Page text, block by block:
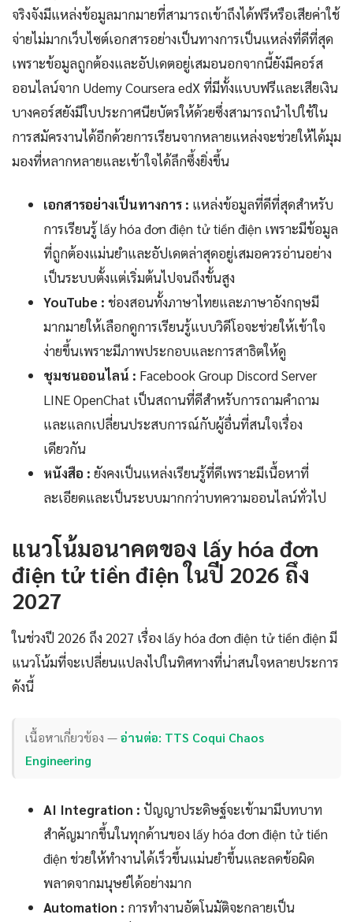
จริงจังมีแหล่งข้อมูลมากมายที่สามารถเข้าถึงได้ฟรีหรือเสียค่าใช้
จ่ายไม่มากเว็บไซต์เอกสารอย่างเป็นทางการเป็นแหล่งที่ดีที่สุด
เพราะข้อมูลถูกต้องและอัปเดตอยู่เสมอนอกจากนี้ยังมีคอร์ส
ออนไลน์จาก Udemy Coursera edX ที่มีทั้งแบบฟรีและเสียเงิน
บางคอร์สยังมีใบประกาศนียบัตรให้ด้วยซึ่งสามารถนำไปใช้ใน
การสมัครงานได้อีกด้วยการเรียนจากหลายแหล่งจะช่วยให้ได้มุม
มองที่หลากหลายและเข้าใจได้ลึกซึ้งยิ่งขึ้น
เอกสารอย่างเป็นทางการ : แหล่งข้อมูลที่ดีที่สุดสำหรับ
การเรียนรู้ lấy hóa đơn điện tử tiền điện เพราะมีข้อมูล
ที่ถูกต้องแม่นยำและอัปเดตล่าสุดอยู่เสมอควรอ่านอย่าง
เป็นระบบตั้งแต่เริ่มต้นไปจนถึงขั้นสูง
YouTube : ช่องสอนทั้งภาษาไทยและภาษาอังกฤษมี
มากมายให้เลือกดูการเรียนรู้แบบวิดีโอจะช่วยให้เข้าใจ
ง่ายขึ้นเพราะมีภาพประกอบและการสาธิตให้ดู
ชุมชนออนไลน์ : Facebook Group Discord Server
LINE OpenChat เป็นสถานที่ดีสำหรับการถามคำถาม
และแลกเปลี่ยนประสบการณ์กับผู้อื่นที่สนใจเรื่อง
เดียวกัน
หนังสือ : ยังคงเป็นแหล่งเรียนรู้ที่ดีเพราะมีเนื้อหาที่
ละเอียดและเป็นระบบมากกว่าบทความออนไลน์ทั่วไป
แนวโน้มอนาคตของ lấy hóa đơn
điện tử tiền điện ในปี 2026 ถึง
2027
ในช่วงปี 2026 ถึง 2027 เรื่อง lấy hóa đơn điện tử tiền điện มี
แนวโน้มที่จะเปลี่ยนแปลงไปในทิศทางที่น่าสนใจหลายประการ
ดังนี้
เนื้อหาเกี่ยวข้อง —อ่านต่อ: TTS Coqui Chaos
Engineering
AI Integration : ปัญญาประดิษฐ์จะเข้ามามีบทบาท
สำคัญมากขึ้นในทุกด้านของ lấy hóa đơn điện tử tiền
điện ช่วยให้ทำงานได้เร็วขึ้นแม่นยำขึ้นและลดข้อผิด
พลาดจากมนุษย์ได้อย่างมาก
Automation : การทำงานอัตโนมัติจะกลายเป็น